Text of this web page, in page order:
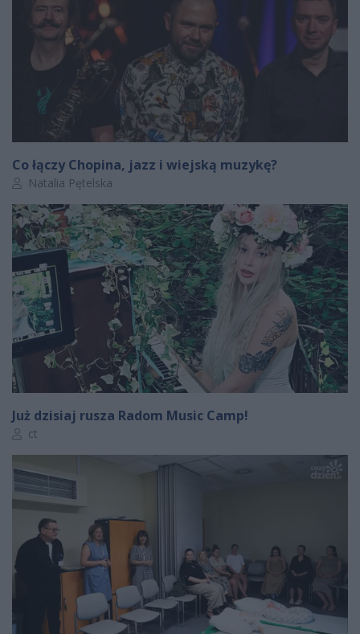
Co łączy Chopina, jazz i wiejską muzykę?
Autor artykułu:
Natalia Pętelska
Już dzisiaj rusza Radom Music Camp!
Autor artykułu:
ct